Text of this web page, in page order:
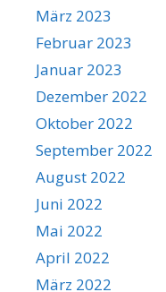
März 2023
Februar 2023
Januar 2023
Dezember 2022
Oktober 2022
September 2022
August 2022
Juni 2022
Mai 2022
April 2022
März 2022